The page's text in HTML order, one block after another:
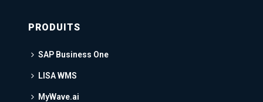
PRODUITS
SAP Business One
LISA WMS
MyWave.ai